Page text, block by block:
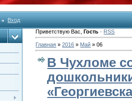
Вход
Приветствую Вас ,Гость · RSS
Главная »2016 » Май » 06
В Чухломе